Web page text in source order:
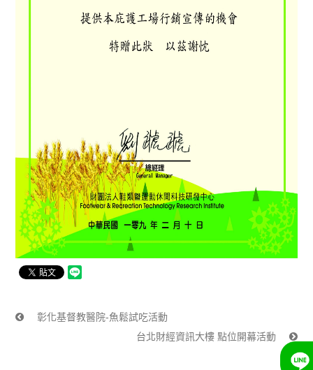
彰化基督教醫院-魚鬆試吃活動
台北財經資訊大樓 點位開幕活動